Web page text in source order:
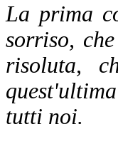
La prima
sorriso,
risoluta,
tutti noi.